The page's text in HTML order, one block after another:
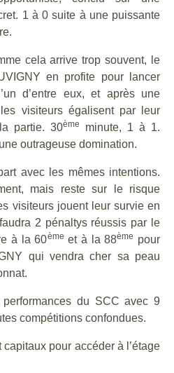
1 à 0 suite à une puissante
cela arrive trop souvent, le
en profite pour lancer
d’entre eux, et après une
visiteurs égalisent par leur
partie. 30ème
minute, 1 à 1.
outrageuse domination.
avec les mêmes intentions.
mais reste sur le risque
visiteurs jouent leur survie en
2 pénaltys réussis par le
à la 60ème et à la 88ème pour
qui vendra cher sa peau
du SCC avec 9
compétitions confondues.
pour accéder à l’étage